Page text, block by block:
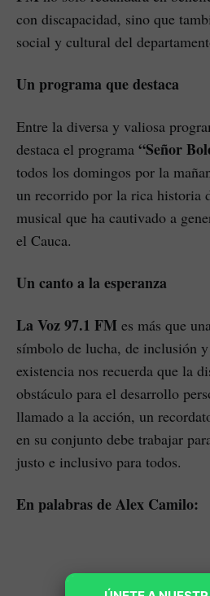
con discapacidad, sino que
social y cultural del
Un programa que destaca
Entre la diversa y valiosa
destaca el programa “Señor
todos los domingos por la
un recorrido por la rica historia
musical que ha cautivado a
el Cauca.
Un canto a la esperanza
La Voz 97.1 FM es más que
símbolo de lucha, de inclusión y
existencia nos recuerda que la
obstáculo para el desarrollo
llamado a la acción, un
en su conjunto debe trabajar
justo e inclusivo para todos.
En palabras de Alex Camilo: